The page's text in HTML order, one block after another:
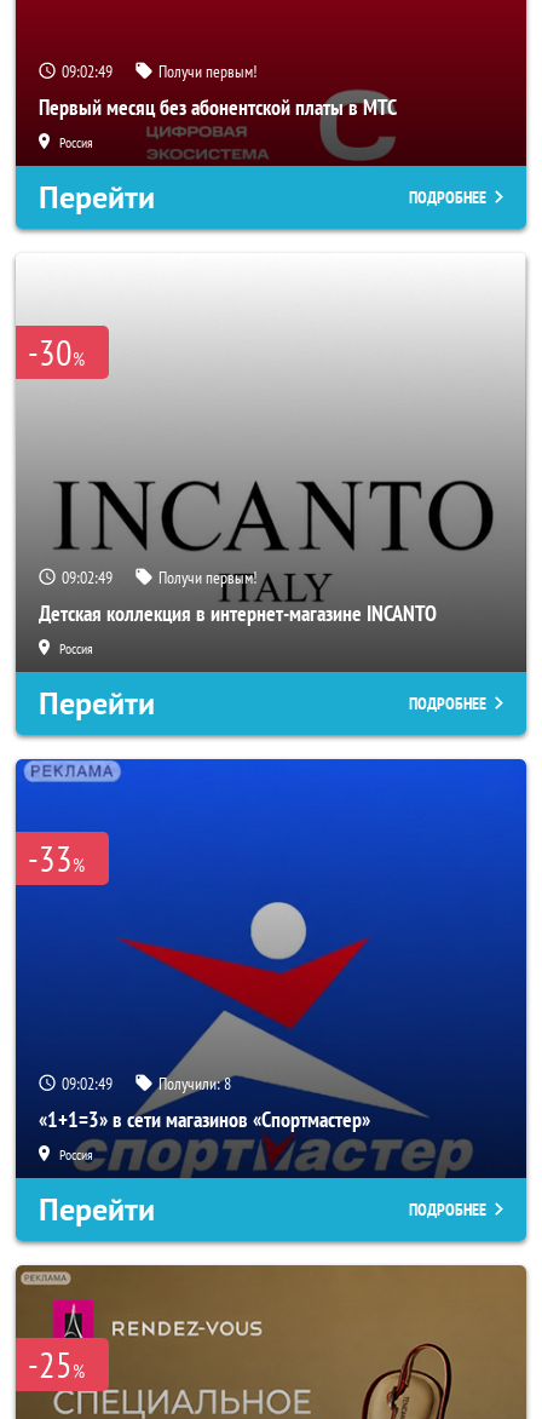
09:02:47 Получи первым!
Первый месяц без абонентской платы в МТС
Россия
Перейти ПОДРОБНЕЕ
-30%
09:02:47 Получи первым!
Детская коллекция в интернет-магазине INCANTO
Россия
Перейти ПОДРОБНЕЕ
-33%
09:02:47 Получили:8
«1+1=3» в сети магазинов «Спортмастер»
Россия
Перейти ПОДРОБНЕЕ
-25%